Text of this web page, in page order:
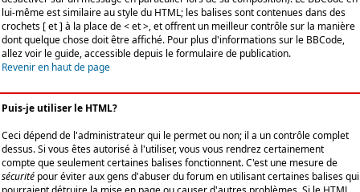
lui-même est similaire au style du HTML; les balises sont contenues dans des
crochets [ et ] à la place de < et >, et offrent un meilleur contrôle sur la manière
dont quelque chose doit être affiché. Pour plus d'informations sur le BBCode,
allez voir le guide, accessible depuis le formulaire de publication.
Revenir en haut de page
Puis-je utiliser le HTML?
Ceci dépend de l'administrateur qui le permet ou non; il a un contrôle complet
dessus. Si vous êtes autorisé à l'utiliser, vous vous rendrez certainement
compte que seulement certaines balises fonctionnent. C'est une mesure de
sécurité pour éviter aux gens d'abuser du forum en utilisant certaines balises qui